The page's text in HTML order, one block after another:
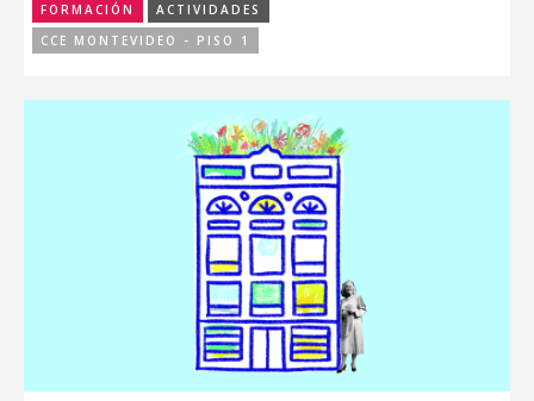
FORMACIÓN
ACTIVIDADES
CCE MONTEVIDEO - PISO 1